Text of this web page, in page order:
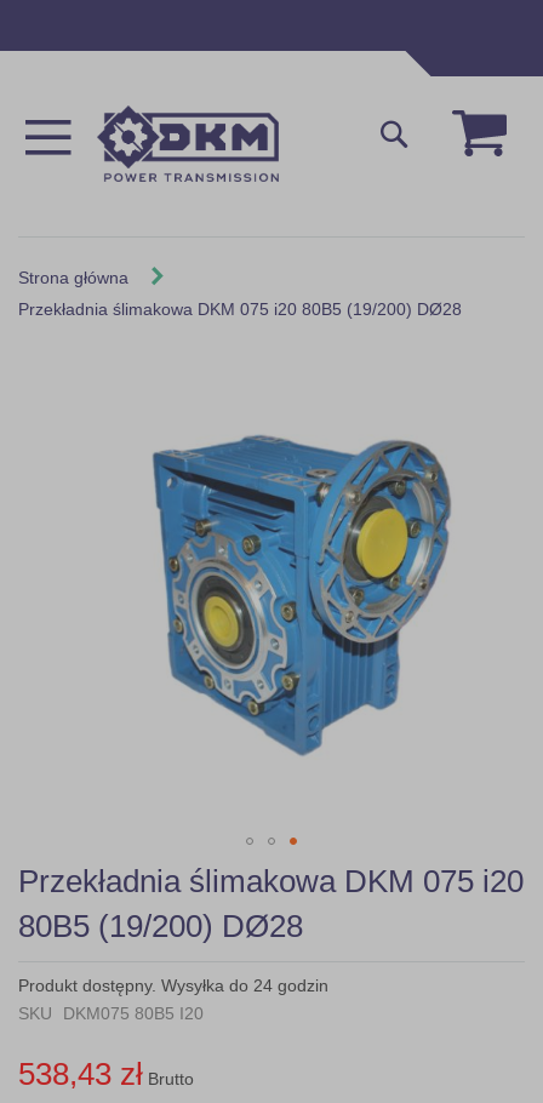
Mój
Szukaj
Strona główna
Przekładnia ślimakowa DKM 075 i20 80B5 (19/200) DØ28
Skip
to
the
beginning
the
images
Przekładnia ślimakowa DKM 075 i20
80B5 (19/200) DØ28
Produkt dostępny. Wysyłka do 24 godzin
SKU
DKM075 80B5 I20
538,43 zł Brutto